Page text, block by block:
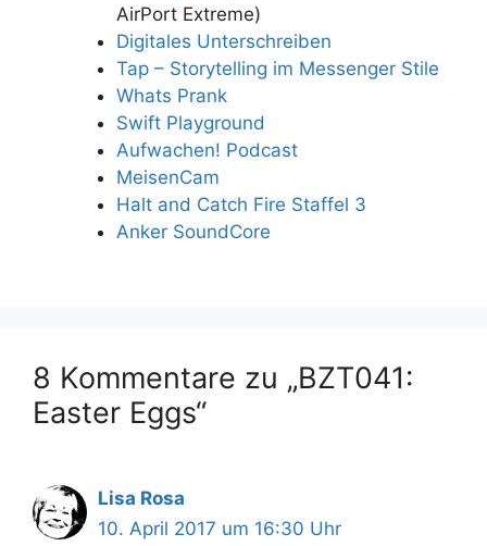
AirPort Extreme)
Digitales Unterschreiben
Tap – Storytelling im Messenger Stile
Whats Prank
Swift Playground
Aufwachen! Podcast
MeisenCam
Halt and Catch Fire Staffel 3
Anker SoundCore
8 Kommentare zu „BZT041:
Easter Eggs“
Lisa Rosa
10. April 2017 um 16:30 Uhr